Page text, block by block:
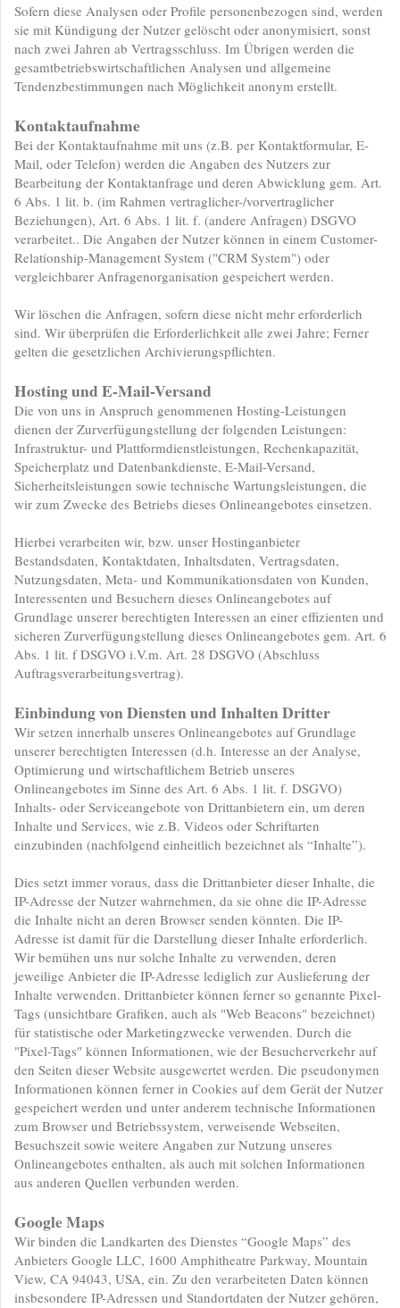
Sofern diese Analysen oder Profile personenbezogen sind, werden
sie mit Kündigung der Nutzer gelöscht oder anonymisiert, sonst
nach zwei Jahren ab Vertragsschluss. Im Übrigen werden die
gesamtbetriebswirtschaftlichen Analysen und allgemeine
Tendenzbestimmungen nach Möglichkeit anonym erstellt.
Kontaktaufnahme
Bei der Kontaktaufnahme mit uns (z.B. per Kontaktformular, E-
Mail, oder Telefon) werden die Angaben des Nutzers zur
Bearbeitung der Kontaktanfrage und deren Abwicklung gem. Art.
6 Abs. 1 lit. b. (im Rahmen vertraglicher-/vorvertraglicher
Beziehungen), Art. 6 Abs. 1 lit. f. (andere Anfragen) DSGVO
verarbeitet.. Die Angaben der Nutzer können in einem Customer-
Relationship-Management System ("CRM System") oder
vergleichbarer Anfragenorganisation gespeichert werden.
Wir löschen die Anfragen, sofern diese nicht mehr erforderlich
sind. Wir überprüfen die Erforderlichkeit alle zwei Jahre; Ferner
gelten die gesetzlichen Archivierungspflichten.
Hosting und E-Mail-Versand
Die von uns in Anspruch genommenen Hosting-Leistungen
dienen der Zurverfügungstellung der folgenden Leistungen:
Infrastruktur- und Plattformdienstleistungen, Rechenkapazität,
Speicherplatz und Datenbankdienste, E-Mail-Versand,
Sicherheitsleistungen sowie technische Wartungsleistungen, die
wir zum Zwecke des Betriebs dieses Onlineangebotes einsetzen.
Hierbei verarbeiten wir, bzw. unser Hostinganbieter
Bestandsdaten, Kontaktdaten, Inhaltsdaten, Vertragsdaten,
Nutzungsdaten, Meta- und Kommunikationsdaten von Kunden,
Interessenten und Besuchern dieses Onlineangebotes auf
Grundlage unserer berechtigten Interessen an einer effizienten und
sicheren Zurverfügungstellung dieses Onlineangebotes gem. Art. 6
Abs. 1 lit. f DSGVO i.V.m. Art. 28 DSGVO (Abschluss
Auftragsverarbeitungsvertrag).
Einbindung von Diensten und Inhalten Dritter
Wir setzen innerhalb unseres Onlineangebotes auf Grundlage
unserer berechtigten Interessen (d.h. Interesse an der Analyse,
Optimierung und wirtschaftlichem Betrieb unseres
Onlineangebotes im Sinne des Art. 6 Abs. 1 lit. f. DSGVO)
Inhalts- oder Serviceangebote von Drittanbietern ein, um deren
Inhalte und Services, wie z.B. Videos oder Schriftarten
einzubinden (nachfolgend einheitlich bezeichnet als “Inhalte”).
Dies setzt immer voraus, dass die Drittanbieter dieser Inhalte, die
IP-Adresse der Nutzer wahrnehmen, da sie ohne die IP-Adresse
die Inhalte nicht an deren Browser senden könnten. Die IP-
Adresse ist damit für die Darstellung dieser Inhalte erforderlich.
Wir bemühen uns nur solche Inhalte zu verwenden, deren
jeweilige Anbieter die IP-Adresse lediglich zur Auslieferung der
Inhalte verwenden. Drittanbieter können ferner so genannte Pixel-
Tags (unsichtbare Grafiken, auch als "Web Beacons" bezeichnet)
für statistische oder Marketingzwecke verwenden. Durch die
"Pixel-Tags" können Informationen, wie der Besucherverkehr auf
den Seiten dieser Website ausgewertet werden. Die pseudonymen
Informationen können ferner in Cookies auf dem Gerät der Nutzer
gespeichert werden und unter anderem technische Informationen
zum Browser und Betriebssystem, verweisende Webseiten,
Besuchszeit sowie weitere Angaben zur Nutzung unseres
Onlineangebotes enthalten, als auch mit solchen Informationen
aus anderen Quellen verbunden werden.
Google Maps
Wir binden die Landkarten des Dienstes “Google Maps” des
Anbieters Google LLC, 1600 Amphitheatre Parkway, Mountain
View, CA 94043, USA, ein. Zu den verarbeiteten Daten können
insbesondere IP-Adressen und Standortdaten der Nutzer gehören,